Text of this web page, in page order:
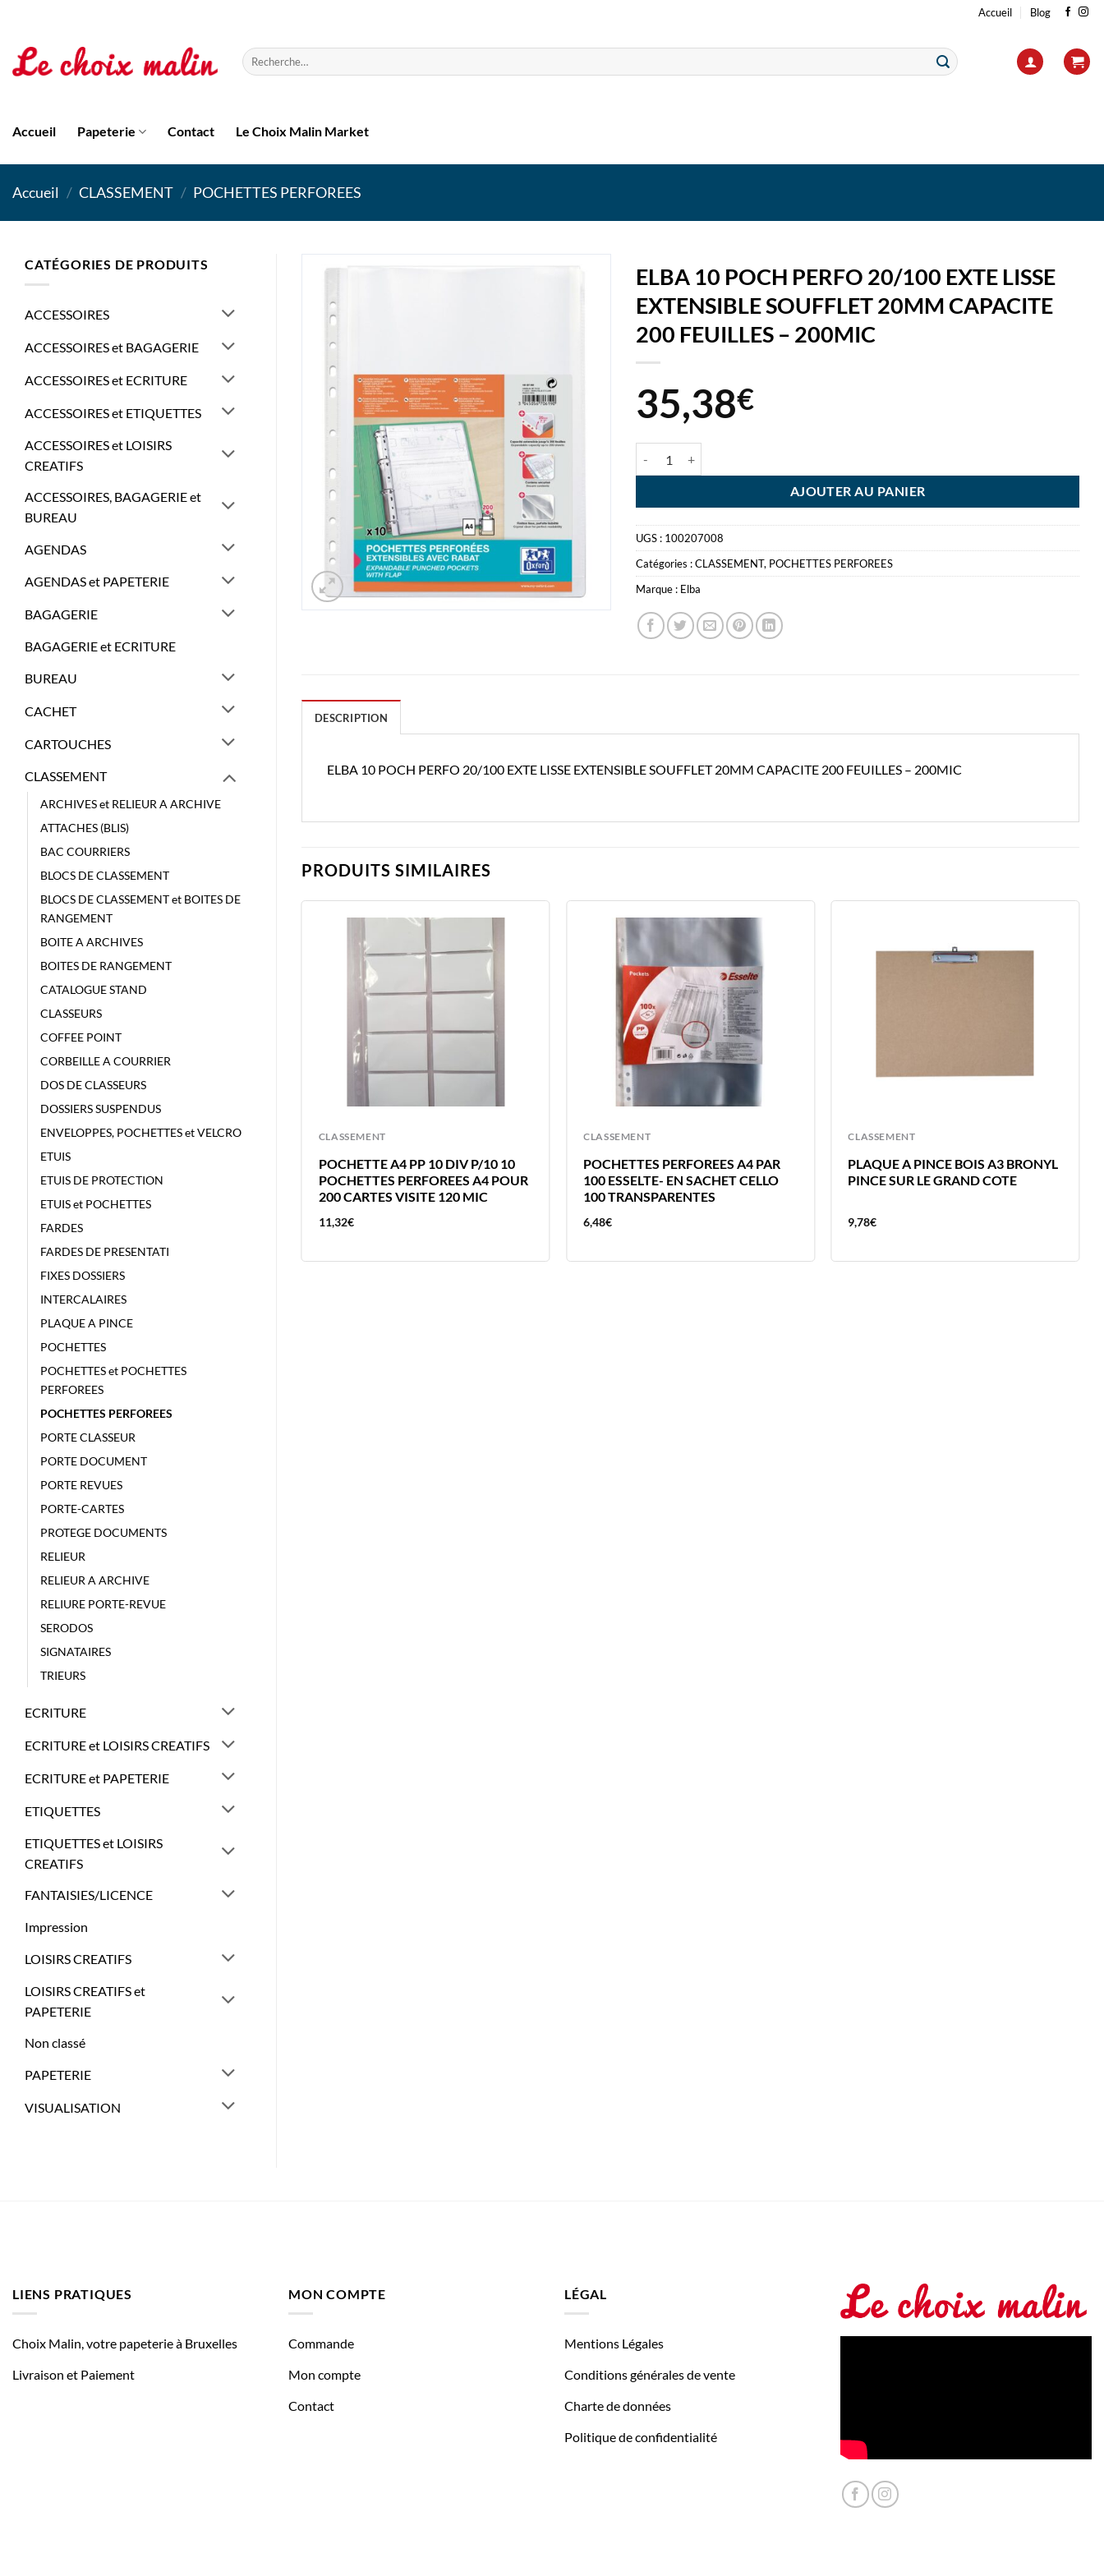
contenu
Accueil Blog
Recherche
pour :
Accueil Papeterie Contact Le Choix Malin Market
Accueil / CLASSEMENT / POCHETTES PERFOREES
CATÉGORIES DE PRODUITS
ACCESSOIRES
ACCESSOIRES et BAGAGERIE
ACCESSOIRES et ECRITURE
ACCESSOIRES et ETIQUETTES
ACCESSOIRES et LOISIRS
CREATIFS
ACCESSOIRES, BAGAGERIE et
BUREAU
AGENDAS
AGENDAS et PAPETERIE
BAGAGERIE
BAGAGERIE et ECRITURE
BUREAU
CACHET
CARTOUCHES
CLASSEMENT
ARCHIVES et RELIEUR A ARCHIVE
ATTACHES (BLIS)
BAC COURRIERS
BLOCS DE CLASSEMENT
BLOCS DE CLASSEMENT et BOITES DE
RANGEMENT
BOITE A ARCHIVES
BOITES DE RANGEMENT
CATALOGUE STAND
CLASSEURS
COFFEE POINT
CORBEILLE A COURRIER
DOS DE CLASSEURS
DOSSIERS SUSPENDUS
ENVELOPPES, POCHETTES et VELCRO
ETUIS
ETUIS DE PROTECTION
ETUIS et POCHETTES
FARDES
FARDES DE PRESENTATI
FIXES DOSSIERS
INTERCALAIRES
PLAQUE A PINCE
POCHETTES
POCHETTES et POCHETTES
PERFOREES
POCHETTES PERFOREES
PORTE CLASSEUR
PORTE DOCUMENT
PORTE REVUES
PORTE-CARTES
PROTEGE DOCUMENTS
RELIEUR
RELIEUR A ARCHIVE
RELIURE PORTE-REVUE
SERODOS
SIGNATAIRES
TRIEURS
ECRITURE
ECRITURE et LOISIRS CREATIFS
ECRITURE et PAPETERIE
ETIQUETTES
ETIQUETTES et LOISIRS
CREATIFS
FANTAISIES/LICENCE
Impression
LOISIRS CREATIFS
LOISIRS CREATIFS et
PAPETERIE
Non classé
PAPETERIE
VISUALISATION
ELBA 10 POCH PERFO 20/100 EXTE LISSE
EXTENSIBLE SOUFFLET 20MM CAPACITE
200 FEUILLES – 200MIC
35,38€
AJOUTER AU PANIER
UGS : 100207008
Catégories :CLASSEMENT, POCHETTES PERFOREES
Marque : Elba
DESCRIPTION
ELBA 10 POCH PERFO 20/100 EXTE LISSE EXTENSIBLE SOUFFLET 20MM CAPACITE 200 FEUILLES – 200MIC
PRODUITS SIMILAIRES
CLASSEMENT
POCHETTE A4 PP 10 DIV P/10 10
POCHETTES PERFOREES A4 POUR
200 CARTES VISITE 120 MIC
11,32€
CLASSEMENT
POCHETTES PERFOREES A4 PAR
100 ESSELTE- EN SACHET CELLO
100 TRANSPARENTES
6,48€
CLASSEMENT
PLAQUE A PINCE BOIS A3 BRONYL
PINCE SUR LE GRAND COTE
9,78€
CLASSEMENT
POCHETTES PERFOREES BLEU 50P
BRONYL SACHET
10,18€
LIENS PRATIQUES
Choix Malin, votre papeterie à Bruxelles
Livraison et Paiement
MON COMPTE
Commande
Mon compte
Contact
LÉGAL
Mentions Légales
Conditions générales de vente
Charte de données
Politique de confidentialité